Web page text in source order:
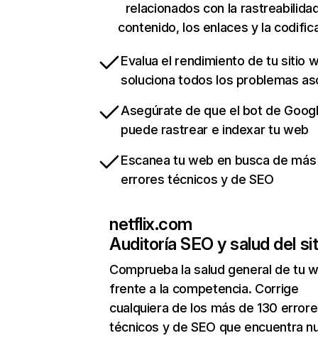
relacionados con la
contenido, los enlaces y la
Evalua el rendimiento de tu sitio
soluciona todos los problemas
Asegúrate de que el bot de
puede rastrear e indexar tu web
Escanea tu web en busca de
errores técnicos y de SEO
netflix.com
Auditoría SEO y salud del
Comprueba la salud general de tu
frente a la competencia. Corrige
cualquiera de los más de 130
técnicos y de SEO que encuentra